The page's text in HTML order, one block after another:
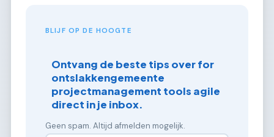
BLIJF OP DE HOOGTE
Ontvang de beste tips over for
ontslakkengemeente
projectmanagement tools agile
direct in je inbox.
Geen spam. Altijd afmelden mogelijk.